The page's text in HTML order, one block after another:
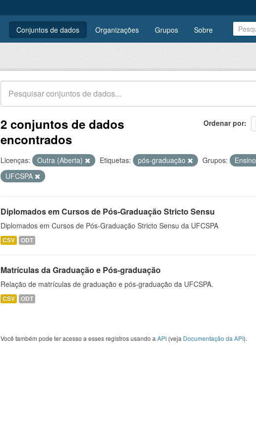
Conjuntos de dados Organizações Grupos Sobre
Ordenar por
2 conjuntos de dados
encontrados
Licenças: Outra (Aberta) Etiquetas: pós-graduação Grupos: Ensino
UFCSPA
Diplomados em Cursos de Pós-Graduação Stricto Sensu
Diplomados em Cursos de Pós-Graduação Stricto Sensu da UFCSPA
CSV ODT
Matrículas da Graduação e Pós-graduação
Relação de matrículas de graduação e pós-graduação da UFCSPA.
CSV ODT
Você também pode ter acesso a esses registros usando a API (veja Documentação da API).